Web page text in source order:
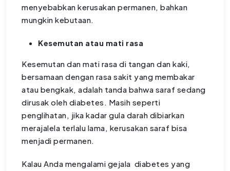
menyebabkan kerusakan permanen, bahkan
mungkin kebutaan.
Kesemutan atau mati rasa
Kesemutan dan mati rasa di tangan dan kaki,
bersamaan dengan rasa sakit yang membakar
atau bengkak, adalah tanda bahwa saraf sedang
dirusak oleh diabetes. Masih seperti
penglihatan, jika kadar gula darah dibiarkan
merajalela terlalu lama, kerusakan saraf bisa
menjadi permanen.
Kalau Anda mengalami gejala diabetes yang